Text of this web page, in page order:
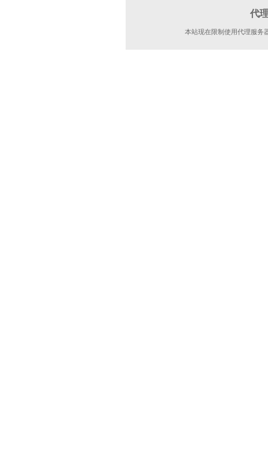
代
本站现在限制使用代理服务